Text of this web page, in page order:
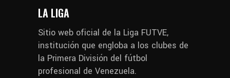
LA LIGA
Sitio web oficial de la Liga FUTVE,
institución que engloba a los clubes de
la Primera División del fútbol
profesional de Venezuela.